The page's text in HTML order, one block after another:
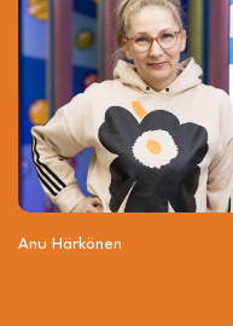
Anu Härkönen